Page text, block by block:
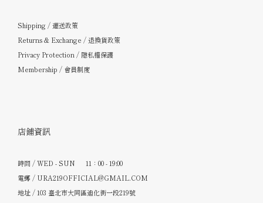
Shipping / 運送政策
Returns & Exchange / 退換貨政策
Privacy Protection / 隱私權保護
Membership / 會員制度
店鋪資訊
時間 / WED - SUN 11：00 - 19:00
電郵 / URA219OFFICIAL@GMAIL.COM
地址 / 103 臺北市大同區迪化街一段219號